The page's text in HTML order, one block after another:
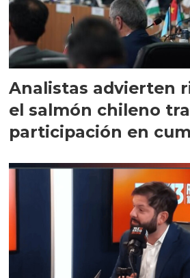
Analistas advierten
el salmón chileno
participación en